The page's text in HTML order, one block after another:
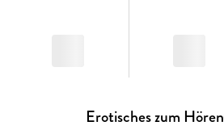
Erotisches zum Hören